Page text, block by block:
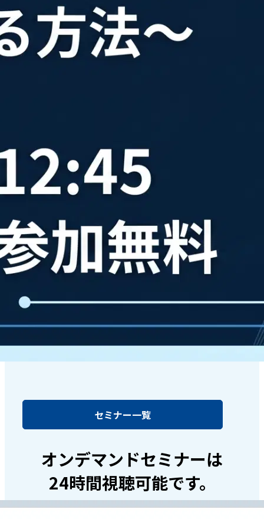
セミナー一覧
オンデマンドセミナーは
24時間視聴可能です。